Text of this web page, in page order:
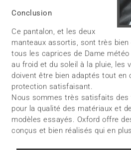
Conclusion
Ce pantalon, et les deux
manteaux assortis, sont très
tous les caprices de Dame météo
au froid et du soleil à la pluie, les
doivent être bien adaptés tout en
protection satisfaisant.
Nous sommes très satisfaits des
pour la qualité des matériaux et
modèles essayés. Oxford offre
conçus et bien réalisés qui en